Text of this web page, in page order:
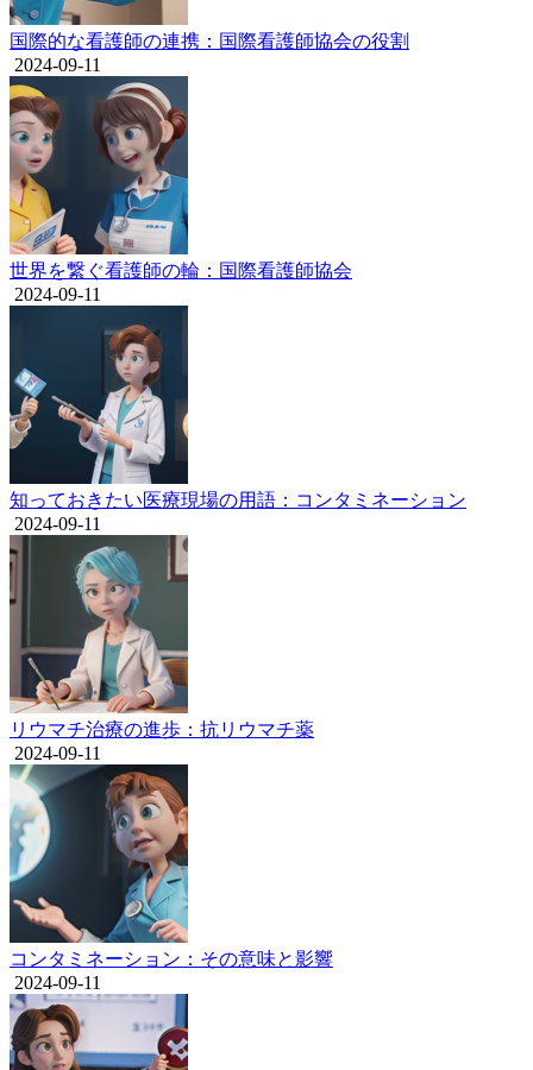
国際的な看護師の連携：国際看護師協会の役割
2024-09-11
世界を繋ぐ看護師の輪：国際看護師協会
2024-09-11
知っておきたい医療現場の用語：コンタミネーション
2024-09-11
リウマチ治療の進歩：抗リウマチ薬
2024-09-11
コンタミネーション：その意味と影響
2024-09-11